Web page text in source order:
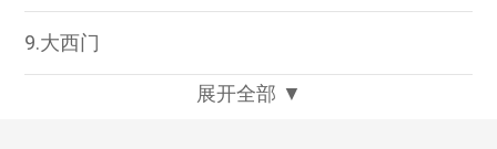
9.大西门
展开全部 ▼